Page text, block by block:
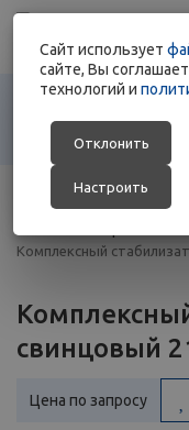
+375 29
Главная Каталог -
Комплексный
свинцовый
Цена по запросу
Cайт использует
сайте, Вы
технологий и
Отклонить
Настроить